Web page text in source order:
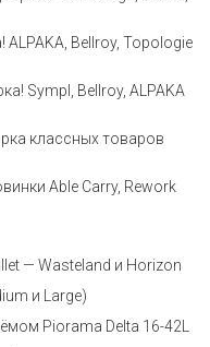
Bellroy, Topologie
Sympl, Bellroy, ALPAKA
классных товаров
Able Carry, Rework
— Wasteland и Horizon
и Large)
Piorama Delta 16-42L